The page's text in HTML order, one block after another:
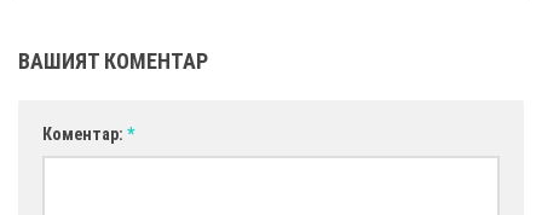
ВАШИЯТ КОМЕНТАР
Коментар: *